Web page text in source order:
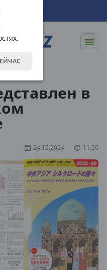
в
24.12.2024 11:50